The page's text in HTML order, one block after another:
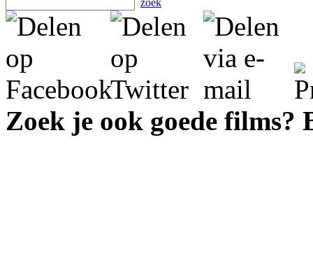
zoek
Zoek je ook goede films?